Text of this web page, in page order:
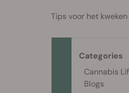
Tips voor het
Categories
Cannabis
Blogs